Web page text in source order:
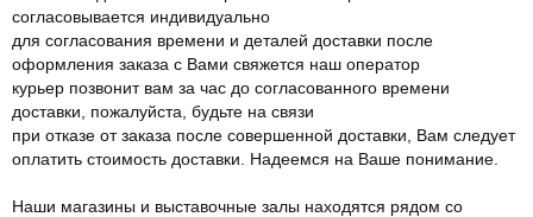
согласовывается индивидуально
для согласования времени и деталей доставки после
оформления заказа с Вами свяжется наш оператор
курьер позвонит вам за час до согласованного времени
доставки, пожалуйста, будьте на связи
при отказе от заказа после совершенной доставки, Вам следует
оплатить стоимость доставки. Надеемся на Ваше понимание.
Наши магазины и выставочные залы находятся рядом со